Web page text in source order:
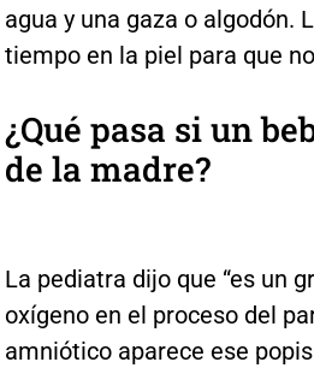
agua y una gaza o algodón.
tiempo en la piel para que
¿Qué pasa si un
de la madre?
La pediatra dijo que “es un
oxígeno en el proceso del
amniótico aparece ese